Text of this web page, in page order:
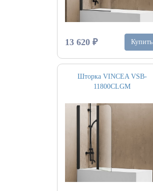
13 620 ₽ Купить
Шторка VINCEA VSB-
11800CLGM